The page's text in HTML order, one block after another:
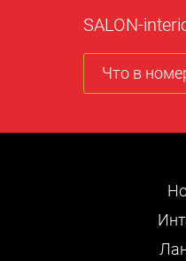
SALON-
Что в